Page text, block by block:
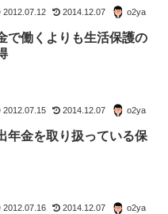
2012.07.12 2014.12.07 o2ya
で働くよりも生活保護の
2012.07.15 2014.12.07 o2ya
年金を取り扱っている保
2012.07.16 2014.12.07 o2ya